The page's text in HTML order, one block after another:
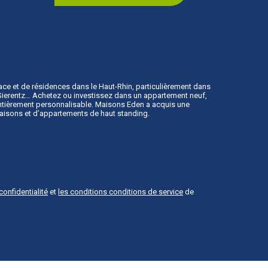
et de résidences dans le Haut-Rhin, particulièrement dans
Achetez ou investissez dans un appartement neuf,
personnalisable. Maisons Eden a acquis une
et d’appartements de haut standing.
etles conditions conditions de service de